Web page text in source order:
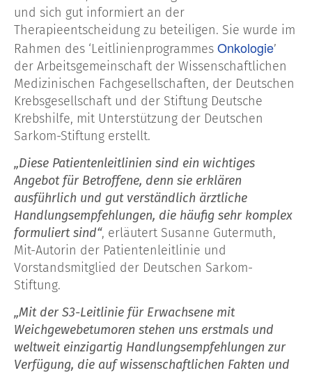
und sich gut informiert an der
Therapieentscheidung zu beteiligen. Sie wurde im
Rahmen des ‘Leitlinienprogrammes Onkologie’
der Arbeitsgemeinschaft der Wissenschaftlichen
Medizinischen Fachgesellschaften, der Deutschen
Krebsgesellschaft und der Stiftung Deutsche
Krebshilfe, mit Unterstützung der Deutschen
Sarkom-Stiftung erstellt.
„Diese Patientenleitlinien sind ein wichtiges
Angebot für Betroffene, denn sie erklären
ausführlich und gut verständlich ärztliche
Handlungsempfehlungen, die häufig sehr komplex
formuliert sind“, erläutert Susanne Gutermuth,
Mit-Autorin der Patientenleitlinie und
Vorstandsmitglied der Deutschen Sarkom-
Stiftung.
„Mit der S3-Leitlinie für Erwachsene mit
Weichgewebetumoren stehen uns erstmals und
weltweit einzigartig Handlungsempfehlungen zur
Verfügung, die auf wissenschaftlichen Fakten und